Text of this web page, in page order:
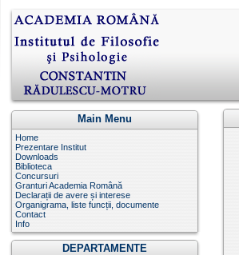
Main Menu
Home
Prezentare Institut
Downloads
Biblioteca
Concursuri
Granturi Academia Română
Declarații de avere și interese
Organigrama, liste funcții, documente
Contact
Info
DEPARTAMENTE